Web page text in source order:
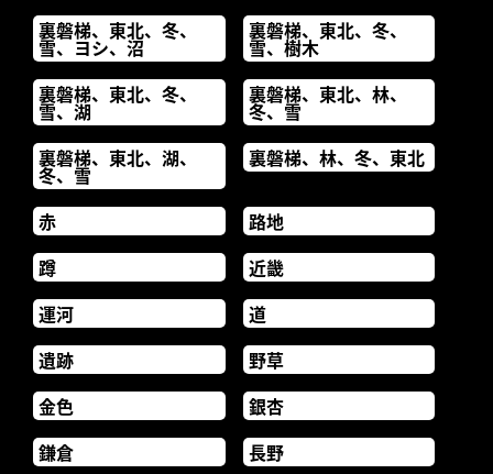
裏磐梯、東北、冬、
雪、ヨシ、沼
裏磐梯、東北、冬、
雪、樹木
裏磐梯、東北、冬、
雪、湖
裏磐梯、東北、林、
冬、雪
裏磐梯、東北、湖、
冬、雪
裏磐梯、林、冬、東北
赤
路地
蹲
近畿
運河
道
遺跡
野草
金色
銀杏
鎌倉
長野